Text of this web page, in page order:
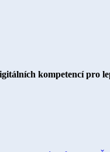
kompetencí pro